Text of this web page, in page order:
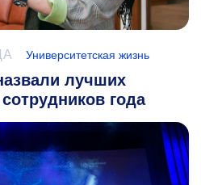
Университетская жизнь
лучших
года